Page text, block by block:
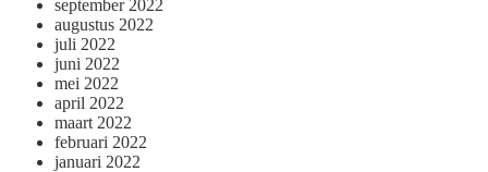
september 2022
augustus 2022
juli 2022
juni 2022
mei 2022
april 2022
maart 2022
februari 2022
januari 2022